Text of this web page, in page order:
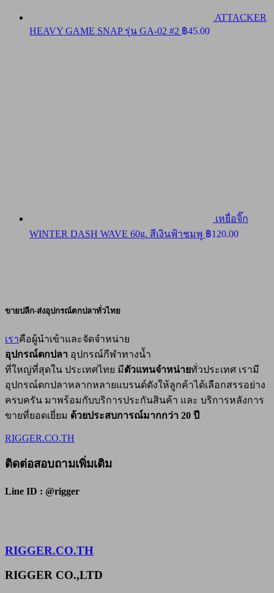
ATTACKER
HEAVY GAME SNAP รุ่น GA-02 #2 ฿45.00
เหยื่อจิ๊ก
WINTER DASH WAVE 60g. สีเงินฟ้าชมพู ฿120.00
ขายปลีก-ส่งอุปกรณ์ตกปลาทั่วไทย
เราคือผู้นำเข้าและจัดจำหน่าย
อุปกรณ์ตกปลา อุปกรณ์กีฬาทางน้ำ
ที่ใหญ่ที่สุดใน ประเทศไทย มีตัวแทนจำหน่ายทั่วประเทศ เรามี
อุปกรณ์ตกปลาหลากหลายแบรนด์ดังให้ลูกค้าได้เลือกสรรอย่าง
ครบครัน มาพร้อมกับบริการประกันสินค้า และ บริการหลังการ
ขายที่ยอดเยี่ยม ด้วยประสบการณ์มากกว่า 20 ปี
RIGGER.CO.TH
ติดต่อสอบถามเพิ่มเติม
Line ID : @rigger
RIGGER.CO.TH
RIGGER CO.,LTD